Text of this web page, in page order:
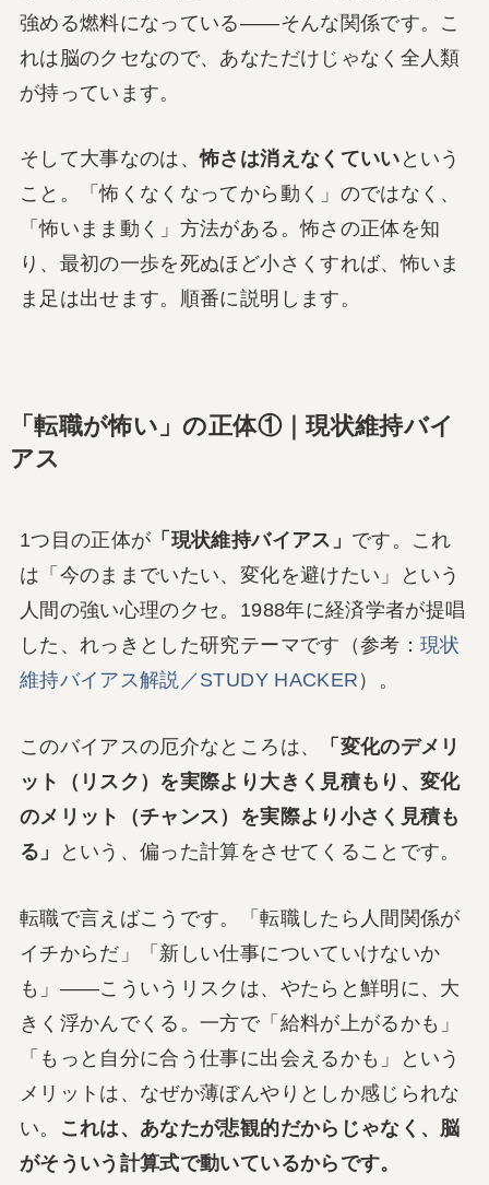
強める燃料になっている——そんな関係です。こ
れは脳のクセなので、あなただけじゃなく全人類
が持っています。
そして大事なのは、怖さは消えなくていい という
こと。「怖くなくなってから動く」のではなく、
「怖いまま動く」方法がある。怖さの正体を知
り、最初の一歩を死ぬほど小さくすれば、怖いま
ま足は出せます。順番に説明します。
「転職が怖い」の正体①｜現状維持バイ
アス
1つ目の正体が 「現状維持バイアス」 です。これ
は「今のままでいたい、変化を避けたい」という
人間の強い心理のクセ。1988年に経済学者が提唱
した、れっきとした研究テーマです（参考：現状
維持バイアス解説／STUDY HACKER ）。
このバイアスの厄介なところは、
「変化のデメリ
ット（リスク）を実際より大きく見積もり、変化
のメリット（チャンス）を実際より小さく見積も
る」
という、偏った計算をさせてくることです。
転職で言えばこうです。「転職したら人間関係が
イチからだ」「新しい仕事についていけないか
も」——こういうリスクは、やたらと鮮明に、大
きく浮かんでくる。一方で「給料が上がるかも」
「もっと自分に合う仕事に出会えるかも」という
メリットは、なぜか薄ぼんやりとしか感じられな
い。
これは、あなたが悲観的だからじゃなく、脳
がそういう計算式で動いているからです。